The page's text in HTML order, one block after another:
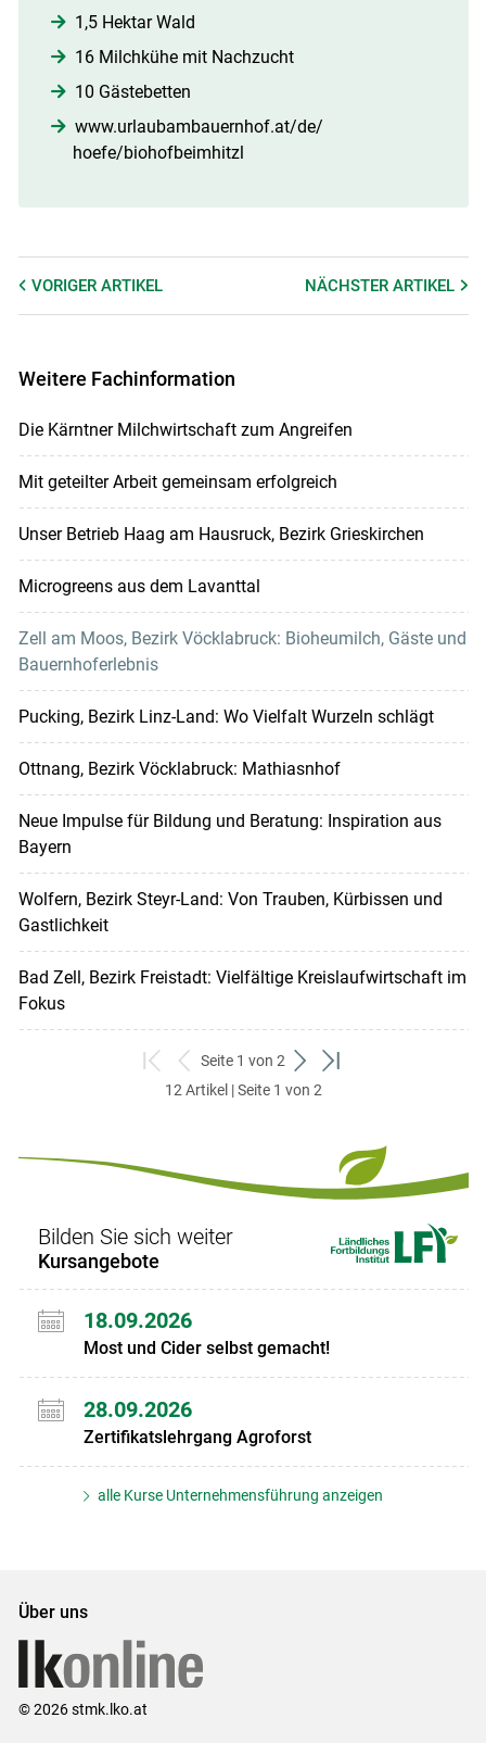
1,5 Hektar Wald
16 Milchkühe mit Nachzucht
10 Gästebetten
www.urlaubambauernhof.at/de/
hoefe/biohofbeimhitzl
VORIGER ARTIKEL NÄCHSTERARTIKEL
Weitere Fachinformation
Die Kärntner Milchwirtschaft zum Angreifen
Mit geteilter Arbeit gemeinsam erfolgreich
Unser Betrieb Haag am Hausruck, Bezirk Grieskirchen
Microgreens aus dem Lavanttal
Zell am Moos, Bezirk Vöcklabruck: Bioheumilch, Gäste und
Bauernhoferlebnis
Pucking, Bezirk Linz-Land: Wo Vielfalt Wurzeln schlägt
Ottnang, Bezirk Vöcklabruck: Mathiasnhof
Neue Impulse für Bildung und Beratung: Inspiration aus
Bayern
Wolfern, Bezirk Steyr-Land: Von Trauben, Kürbissen und
Gastlichkeit
Bad Zell, Bezirk Freistadt: Vielfältige Kreislaufwirtschaft im
Fokus
zum
ersten
zurück
zum
Seite 1 von 2
weiter
zum
zum
12 Artikel | Seite 1 von 2
Bilden Sie sich weiter
Kursangebote
18.09.2026
Most und Cider selbst gemacht!
28.09.2026
Zertifikatslehrgang Agroforst
alle Kurse Unternehmensführung anzeigen
Über uns
© 2026 stmk.lko.at